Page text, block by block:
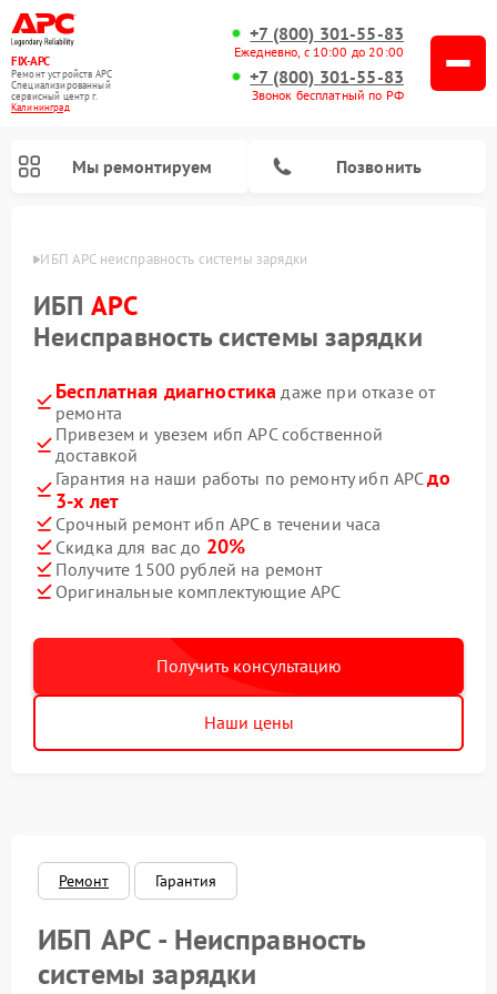
FIX-APC
Ремонт устройств APC
Специализированный
cервисный центр г.
Калининград
+7 (800) 301-55-83
Ежедневно, с 10:00 до 20:00
+7 (800) 301-55-83
Звонок бесплатный по РФ
Мы ремонтируем Позвонить
ИБП APC неисправность системы зарядки
ИБП APC
Неисправность системы зарядки
Бесплатная диагностика даже при отказе от
ремонта
Привезем и увезем ибп APC собственной
доставкой
Гарантия на наши работы по ремонту ибп APCдо
3-х лет
Срочный ремонт ибп APC в течении часа
Скидка для вас до 20%
Получите 1500 рублей на ремонт
Оригинальные комплектующие APC
Получить консультацию
Наши цены
Ремонт Гарантия
ИБП APC - Неисправность
системы зарядки